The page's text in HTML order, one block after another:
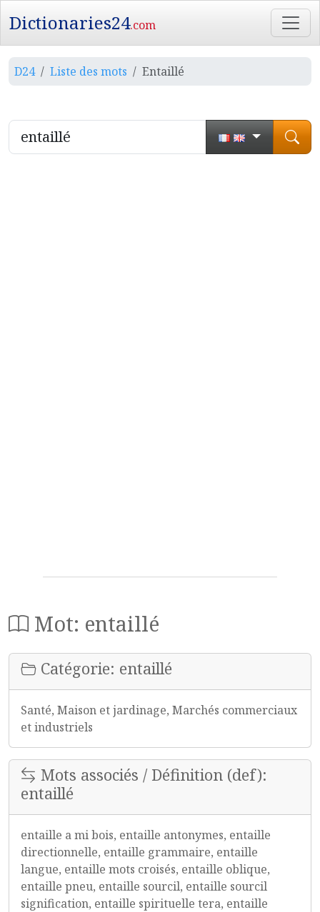
Dictionaries24.com
D24 Liste des mots Entaillé
Mot: entaillé
Catégorie: entaillé
Santé, Maison et jardinage, Marchés commerciaux
et industriels
Mots associés / Définition (def):
entaillé
entaille a mi bois, entaille antonymes, entaille
directionnelle, entaille grammaire, entaille
langue, entaille mots croisés, entaille oblique,
entaille pneu, entaille sourcil, entaille sourcil
signification, entaille spirituelle tera, entaille